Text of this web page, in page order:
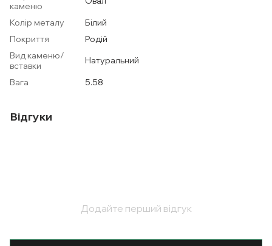
каменю
Колір металу
Білий
Покриття
Родій
Вид каменю/
вставки
Натуральний
Вага
5.58
Відгуки
Додайте перший відгук